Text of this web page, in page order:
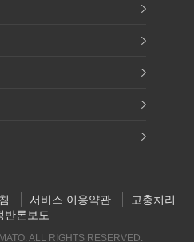
서비스 이용약관
고충처리
반론보도
ALL RIGHTS RESERVED.